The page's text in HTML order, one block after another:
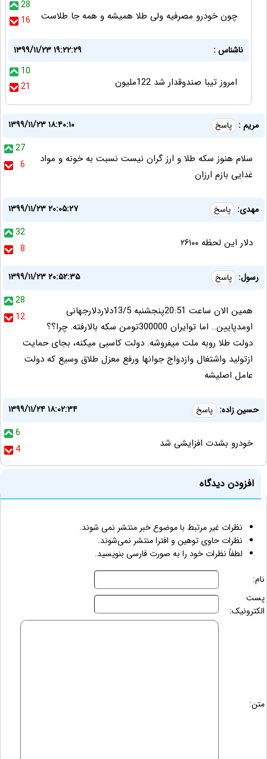
28
16
چون خودرو مصرفیه ولی طلا همیشه و همه جا طلاست
ناشناس :
۱۳۹۹/۱۱/۲۳ ۱۹:۲۲:۲۹
10
21
امروز تیبا صندوقدار شد 122ملیون
مریم : پاسخ
۱۳۹۹/۱۱/۲۳ ۱۸:۴۰:۱۰
27
6
سلام هنوز سکه طلا و ارز گران نیست نسبت به خونه و مواد
غدایی بازم ارزان
مهدی: پاسخ
۱۳۹۹/۱۱/۲۳ ۲۰:۰۵:۲۷
32
8
دلار این لحظه ۲۶۱۰۰
رسول: پاسخ
۱۳۹۹/۱۱/۲۳ ۲۰:۵۲:۳۵
28
12
همین الان ساعت 20:51پنجشنبه 13/5دلاردلارجهانی
اومدپایین.. اما توایران 300000تومن سکه بالارفته. چرا؟؟
دولت طلا روبه ملت میفروشه. دولت کاسبی میکنه، بجای حمایت
ازتولید واشتغال وازدواج جوانها ورفع معزل طلاق وسیع که دولت
عامل اصلیشه
حسین زاده: پاسخ
۱۳۹۹/۱۱/۲۴ ۱۸:۰۲:۳۴
6
4
خودرو بشدت افزایشی شد
افزودن دیدگاه
نظرات غیر مرتبط با موضوع خبر منتشر نمی شوند.
نظرات حاوی توهین و افترا منتشر نمی‌شوند.
لطفاً نظرات خود را به صورت فارسی بنویسید.
نام:
پست
الکترونیک:
متن: